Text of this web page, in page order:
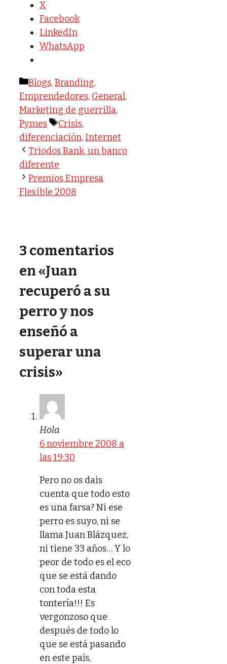
X
Facebook
LinkedIn
WhatsApp
Categorías
Blogs,Branding,
Emprendedores, General,
Marketing de guerrilla,
Pymes
Etiquetas
Crisis,
diferenciación, Internet
Triodos Bank, un banco
diferente
Premios Empresa
Flexible 2008
3 comentarios
en «Juan
recuperó a su
perro y nos
enseñó a
superar una
crisis»
Hola
6 noviembre 2008 a
las 19:30
Pero no os dais
cuenta que todo esto
es una farsa? Ni ese
perro es suyo, ni se
llama Juan Blázquez,
ni tiene 33 años… Y lo
peor de todo es el eco
que se está dando
con toda esta
tontería!!! Es
vergonzoso que
después de todo lo
que se está pasando
en este país,